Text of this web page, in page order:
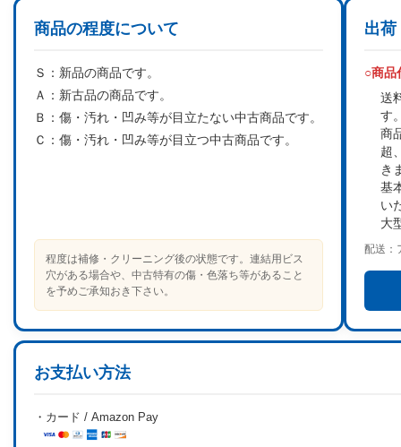
商品の程度について
Ｓ： 新品の商品です。
Ａ： 新古品の商品です。
Ｂ： 傷・汚れ・凹み等が目立たない中古商品です。
Ｃ： 傷・汚れ・凹み等が目立つ中古商品です。
程度は補修・クリーニング後の状態です。連結用ビス
穴がある場合や、中古特有の傷・色落ち等があること
を予めご承知おき下さい。
出荷
○商品
送
す
商
超
き
基
い
大
配送：
お支払い方法
・カード / Amazon Pay